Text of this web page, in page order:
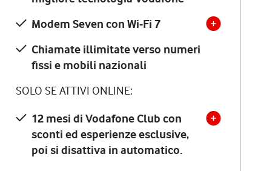
Modem Seven con Wi-Fi 7
Chiamate illimitate verso numeri
fissi e mobili nazionali
SOLO SE ATTIVI ONLINE:
12 mesi di Vodafone Club con
sconti ed esperienze esclusive,
poi si disattiva in automatico.